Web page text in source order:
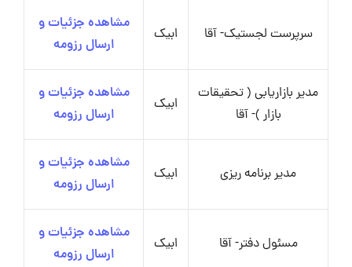
سرپرست لجستیک- آقا ابیک
مشاهده جزئیات و
ارسال رزومه
مدیر بازاریابی ( تحقیقات
بازار )- آقا
ابیک
مشاهده جزئیات و
ارسال رزومه
مدیر برنامه ریزی ابیک
مشاهده جزئیات و
ارسال رزومه
مسئول دفتر- آقا ابیک
مشاهده جزئیات و
ارسال رزومه